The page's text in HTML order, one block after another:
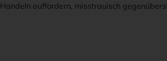
Handeln auffordern, misstrauisch